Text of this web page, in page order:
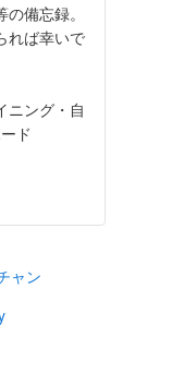
備忘録。
れば幸いで
ニング・自
ド
ャン